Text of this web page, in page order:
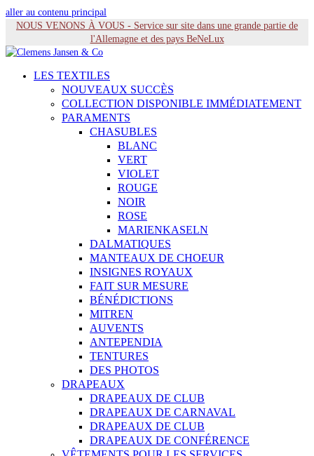
aller au contenu principal
NOUS VENONS À VOUS - Service sur site dans une grande partie de
l'Allemagne et des pays BeNeLux
LES TEXTILES
NOUVEAUX SUCCÈS
COLLECTION DISPONIBLE IMMÉDIATEMENT
PARAMENTS
CHASUBLES
BLANC
VERT
VIOLET
ROUGE
NOIR
ROSE
MARIENKASELN
DALMATIQUES
MANTEAUX DE CHOEUR
INSIGNES ROYAUX
FAIT SUR MESURE
BÉNÉDICTIONS
MITREN
AUVENTS
ANTEPENDIA
TENTURES
DES PHOTOS
DRAPEAUX
DRAPEAUX DE CLUB
DRAPEAUX DE CARNAVAL
DRAPEAUX DE CLUB
DRAPEAUX DE CONFÉRENCE